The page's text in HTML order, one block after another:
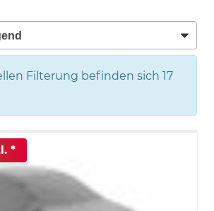
Filterung befinden sich 17